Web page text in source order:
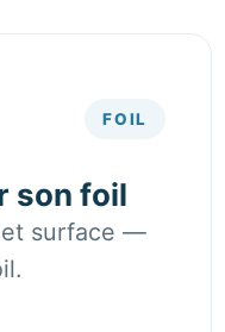
FOIL
son foil
et surface —